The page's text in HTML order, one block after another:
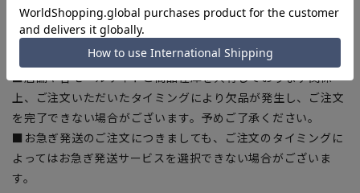
■ブラウザやお使いのモニター環境、また撮影時の室内外の光
加減により、実際の商品と掲載画像の色味が異なる場合がござ
■店舗や各モールサイトと商品在庫を共有しております関係
上、ご注文いただいたタイミングにより欠品が発生し、ご注文
を完了できない場合がございます。予めご了承ください。
■お急ぎ発送のご注文につきましても、ご注文のタイミングに
よってはお急ぎ発送サービスを選択できない場合がございま
す。